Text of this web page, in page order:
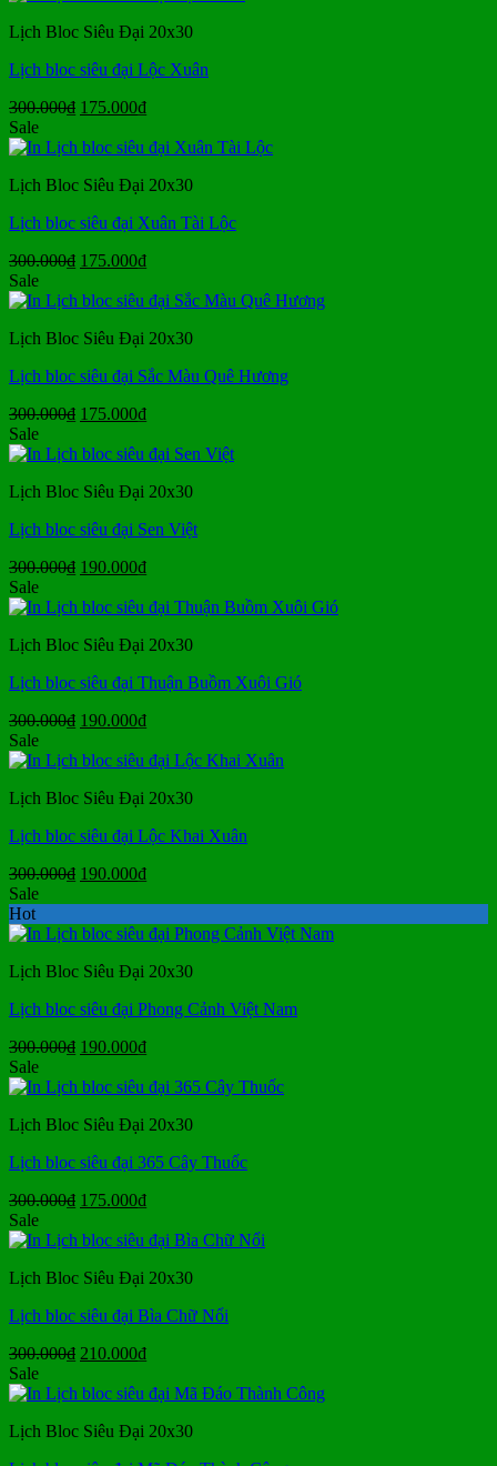
Lịch Bloc Siêu Đại 20x30
Lịch bloc siêu đại Lộc Xuân
300.000₫ Giá
là:
175.000₫Giá
tại
175.000₫.
Sale
Lịch Bloc Siêu Đại 20x30
Lịch bloc siêu đại Xuân Tài Lộc
300.000₫ Giá
là:
175.000₫Giá
tại
175.000₫.
Sale
Lịch Bloc Siêu Đại 20x30
Lịch bloc siêu đại Sắc Màu Quê Hương
300.000₫ Giá
là:
175.000₫Giá
tại
175.000₫.
Sale
Lịch Bloc Siêu Đại 20x30
Lịch bloc siêu đại Sen Việt
300.000₫ Giá
là:
190.000₫Giá
tại
190.000₫.
Sale
Lịch Bloc Siêu Đại 20x30
Lịch bloc siêu đại Thuận Buồm Xuôi Gió
300.000₫ Giá
là:
190.000₫Giá
tại
190.000₫.
Sale
Lịch Bloc Siêu Đại 20x30
Lịch bloc siêu đại Lộc Khai Xuân
300.000₫ Giá
300.000₫.
190.000₫Giá
là:
Sale
Hot
Lịch Bloc Siêu Đại 20x30
Lịch bloc siêu đại Phong Cảnh Việt Nam
300.000₫ Giá
là:
190.000₫Giá
tại
190.000₫.
Sale
Lịch Bloc Siêu Đại 20x30
Lịch bloc siêu đại 365 Cây Thuốc
300.000₫ Giá
là:
175.000₫Giá
tại
175.000₫.
Sale
Lịch Bloc Siêu Đại 20x30
Lịch bloc siêu đại Bìa Chữ Nổi
300.000₫ Giá
là:
210.000₫Giá
tại
210.000₫.
Sale
Lịch Bloc Siêu Đại 20x30